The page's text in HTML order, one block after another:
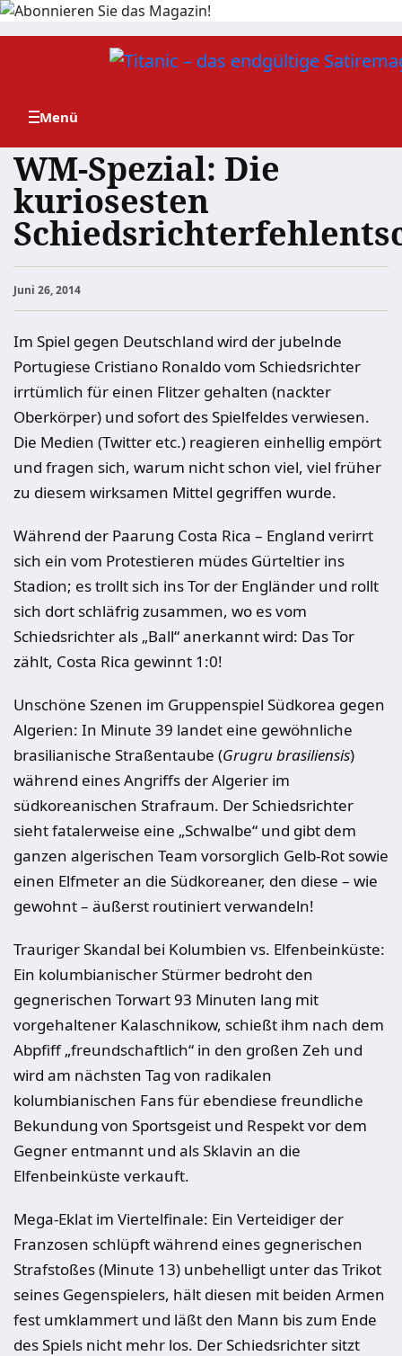
Zum
WM-Spezial: Die
kuriosesten
Juni 26, 2014
Im Spiel gegen Deutschland wird der jubelnde
Portugiese Cristiano Ronaldo vom Schiedsrichter
irrtümlich für einen Flitzer gehalten (nackter
Oberkörper) und sofort des Spielfeldes verwiesen.
Die Medien (Twitter etc.) reagieren einhellig empört
und fragen sich, warum nicht schon viel, viel früher
zu diesem wirksamen Mittel gegriffen wurde.
Während der Paarung Costa Rica – England verirrt
sich ein vom Protestieren müdes Gürteltier ins
Stadion; es trollt sich ins Tor der Engländer und rollt
sich dort schläfrig zusammen, wo es vom
Schiedsrichter als „Ball“ anerkannt wird: Das Tor
zählt, Costa Rica gewinnt 1:0!
Unschöne Szenen im Gruppenspiel Südkorea gegen
Algerien: In Minute 39 landet eine gewöhnliche
brasilianische Straßentaube (Grugru brasiliensis)
während eines Angriffs der Algerier im
südkoreanischen Strafraum. Der Schiedsrichter
sieht fatalerweise eine „Schwalbe“ und gibt dem
ganzen algerischen Team vorsorglich Gelb-Rot sowie
einen Elfmeter an die Südkoreaner, den diese – wie
gewohnt – äußerst routiniert verwandeln!
Trauriger Skandal bei Kolumbien vs. Elfenbeinküste:
Ein kolumbianischer Stürmer bedroht den
gegnerischen Torwart 93 Minuten lang mit
vorgehaltener Kalaschnikow, schießt ihm nach dem
Abpfiff „freundschaftlich“ in den großen Zeh und
wird am nächsten Tag von radikalen
kolumbianischen Fans für ebendiese freundliche
Bekundung von Sportsgeist und Respekt vor dem
Gegner entmannt und als Sklavin an die
Elfenbeinküste verkauft.
Mega-Eklat im Viertelfinale: Ein Verteidiger der
Franzosen schlüpft während eines gegnerischen
Strafstoßes (Minute 13) unbehelligt unter das Trikot
seines Gegenspielers, hält diesen mit beiden Armen
fest umklammert und läßt den Mann bis zum Ende
des Spiels nicht mehr los. Der Schiedsrichter sitzt